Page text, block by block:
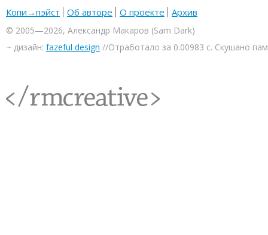
Копи→пэйст Об авторе О проекте Архив
© 2005—2026, Александр Макаров (Sam Dark)
~ дизайн: fazeful design //Отработало за 0.00983 с. Скушано
<rmcreative/>